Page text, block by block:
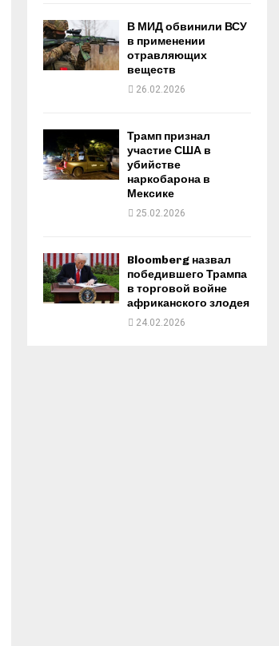
В МИД обвинили ВСУ
в применении
отравляющих
веществ
26.02.2026
Трамп признал
участие США в
убийстве
наркобарона в
Мексике
25.02.2026
Bloomberg назвал
победившего Трампа
в торговой войне
африканского злодея
24.02.2026